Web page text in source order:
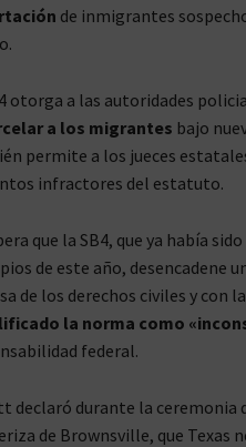
de inmigrantes
otorga a las autoridades
a los migrantes bajo
permite a los jueces
infractores del estatuto.
que la SB4, que ya había
de este año, desencadene
de los derechos civiles y con
la norma como
federal.
declaró durante la ceremonia
de Brownsville, que Texas